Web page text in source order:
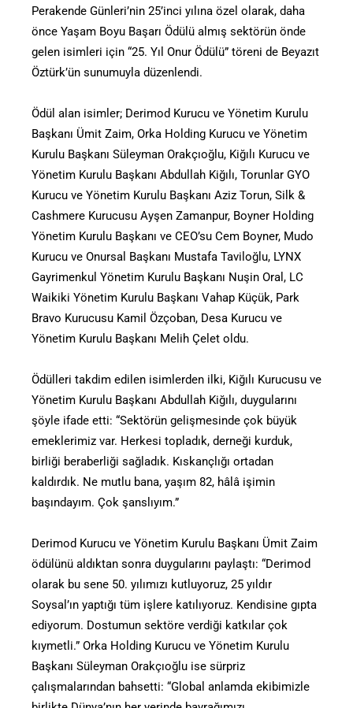
Perakende Günleri’nin 25’inci yılına özel olarak, daha
önce Yaşam Boyu Başarı Ödülü almış sektörün önde
gelen isimleri için “25. Yıl Onur Ödülü” töreni de Beyazıt
Öztürk’ün sunumuyla düzenlendi.
Ödül alan isimler; Derimod Kurucu ve Yönetim Kurulu
Başkanı Ümit Zaim, Orka Holding Kurucu ve Yönetim
Kurulu Başkanı Süleyman Orakçıoğlu, Kiğılı Kurucu ve
Yönetim Kurulu Başkanı Abdullah Kiğılı, Torunlar GYO
Kurucu ve Yönetim Kurulu Başkanı Aziz Torun, Silk &
Cashmere Kurucusu Ayşen Zamanpur, Boyner Holding
Yönetim Kurulu Başkanı ve CEO’su Cem Boyner, Mudo
Kurucu ve Onursal Başkanı Mustafa Taviloğlu, LYNX
Gayrimenkul Yönetim Kurulu Başkanı Nuşin Oral, LC
Waikiki Yönetim Kurulu Başkanı Vahap Küçük, Park
Bravo Kurucusu Kamil Özçoban, Desa Kurucu ve
Yönetim Kurulu Başkanı Melih Çelet oldu.
Ödülleri takdim edilen isimlerden ilki, Kiğılı Kurucusu ve
Yönetim Kurulu Başkanı Abdullah Kiğılı, duygularını
şöyle ifade etti: “Sektörün gelişmesinde çok büyük
emeklerimiz var. Herkesi topladık, derneği kurduk,
birliği beraberliği sağladık. Kıskançlığı ortadan
kaldırdık. Ne mutlu bana, yaşım 82, hâlâ işimin
başındayım. Çok şanslıyım.”
Derimod Kurucu ve Yönetim Kurulu Başkanı Ümit Zaim
ödülünü aldıktan sonra duygularını paylaştı: “Derimod
olarak bu sene 50. yılımızı kutluyoruz, 25 yıldır
Soysal’ın yaptığı tüm işlere katılıyoruz. Kendisine gıpta
ediyorum. Dostumun sektöre verdiği katkılar çok
kıymetli.” Orka Holding Kurucu ve Yönetim Kurulu
Başkanı Süleyman Orakçıoğlu ise sürpriz
çalışmalarından bahsetti: “Global anlamda ekibimizle